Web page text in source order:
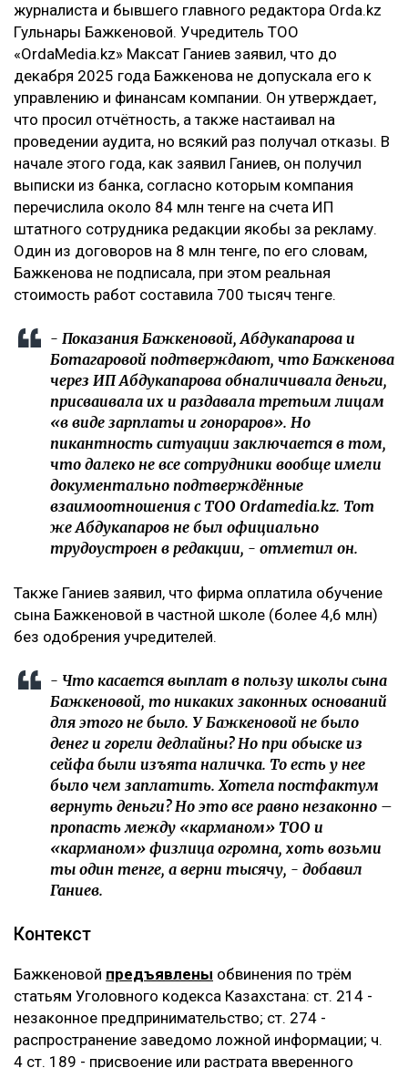
журналиста и бывшего главного редактора Orda.kz
Гульнары Бажкеновой. Учредитель ТОО
«OrdaMedia.kz» Максат Ганиев заявил, что до
декабря 2025 года Бажкенова не допускала его к
управлению и финансам компании. Он утверждает,
что просил отчётность, а также настаивал на
проведении аудита, но всякий раз получал отказы. В
начале этого года, как заявил Ганиев, он получил
выписки из банка, согласно которым компания
перечислила около 84 млн тенге на счета ИП
штатного сотрудника редакции якобы за рекламу.
Один из договоров на 8 млн тенге, по его словам,
Бажкенова не подписала, при этом реальная
стоимость работ составила 700 тысяч тенге.
- Показания Бажкеновой, Абдукапарова и
Ботагаровой подтверждают, что Бажкенова
через ИП Абдукапарова обналичивала деньги,
присваивала их и раздавала третьим лицам
«в виде зарплаты и гонораров». Но
пикантность ситуации заключается в том,
что далеко не все сотрудники вообще имели
документально подтверждённые
взаимоотношения с ТОО Ordamedia.kz. Тот
же Абдукапаров не был официально
трудоустроен в редакции, - отметил он.
Также Ганиев заявил, что фирма оплатила обучение
сына Бажкеновой в частной школе (более 4,6 млн)
без одобрения учредителей.
- Что касается выплат в пользу школы сына
Бажкеновой, то никаких законных оснований
для этого не было. У Бажкеновой не было
денег и горели дедлайны? Но при обыске из
сейфа были изъята наличка. То есть у нее
было чем заплатить. Хотела постфактум
вернуть деньги? Но это все равно незаконно –
пропасть между «карманом» ТОО и
«карманом» физлица огромна, хоть возьми
ты один тенге, а верни тысячу, - добавил
Ганиев.
Контекст
Бажкеновой предъявлены обвинения по трём
статьям Уголовного кодекса Казахстана: ст. 214 -
незаконное предпринимательство; ст. 274 -
распространение заведомо ложной информации; ч.
4 ст. 189 - присвоение или растрата вверенного